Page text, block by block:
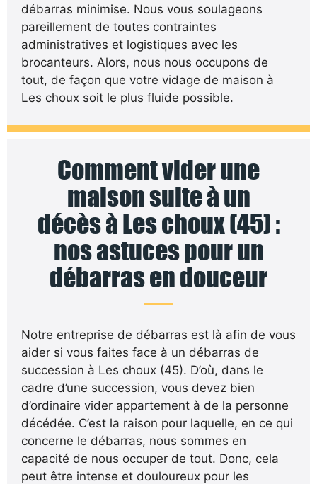
débarras minimise. Nous vous soulageons
pareillement de toutes contraintes
administratives et logistiques avec les
brocanteurs. Alors, nous nous occupons de
tout, de façon que votre vidage de maison à
Les choux soit le plus fluide possible.
Comment vider une
maison suite à un
décès à Les choux (45) :
nos astuces pour un
débarras en douceur
Notre entreprise de débarras est là afin de vous
aider si vous faites face à un débarras de
succession à Les choux (45). D’où, dans le
cadre d’une succession, vous devez bien
d’ordinaire vider appartement à de la personne
décédée. C’est la raison pour laquelle, en ce qui
concerne le débarras, nous sommes en
capacité de nous occuper de tout. Donc, cela
peut être intense et douloureux pour les